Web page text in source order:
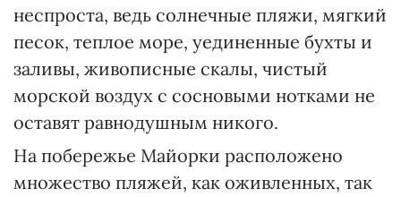
неспроста, ведь солнечные пляжи, мягкий
песок, теплое море, уединенные бухты и
заливы, живописные скалы, чистый
морской воздух с сосновыми нотками не
оставят равнодушным никого.
На побережье Майорки расположено
множество пляжей, как оживленных, так